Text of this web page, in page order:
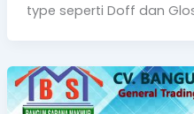
type seperti Doff dan